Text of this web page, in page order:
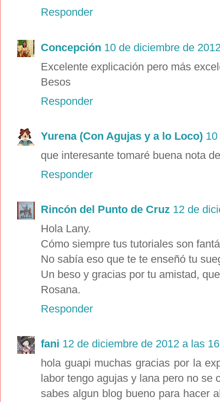
Responder
Concepción 10 de diciembre de
Excelente explicación pero más
Besos
Responder
Yurena (Con Agujas y a lo Loco)
que interesante tomaré buena nota
Responder
Rincón del Punto de Cruz 12 de
Hola Lany.
Cómo siempre tus tutoriales son
No sabía eso que te te enseñó tu
Un beso y gracias por tu amistad,
Rosana.
Responder
fani 12 de diciembre de 2012 a las
hola guapi muchas gracias por la
labor tengo agujas y lana pero no se
sabes algun blog bueno para hacer